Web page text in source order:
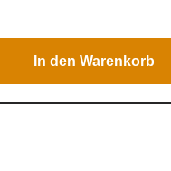
In den Warenkorb